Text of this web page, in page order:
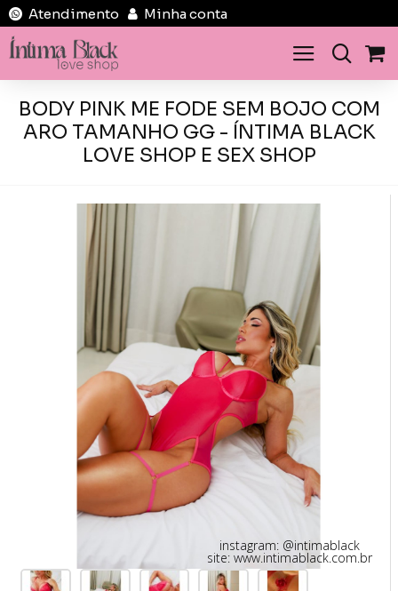
Atendimento Minha conta
BODY PINK ME FODE SEM BOJO COM
ARO TAMANHO GG - ÍNTIMA BLACK
LOVE SHOP E SEX SHOP
instagram: @intimablack
site: www.intimablack.com.br